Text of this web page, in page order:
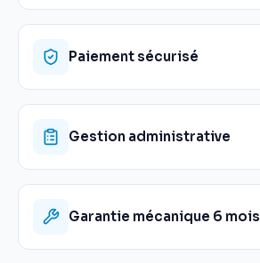
Paiement sécurisé
Gestion administrative
Garantie mécanique 6 mois